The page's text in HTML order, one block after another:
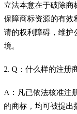
立法本意在于破除商
保障商标资源的有效
请的权利障碍，维护
境。
2. Q：什么样的注册
A：凡已依法核准注
的商标，均可被提